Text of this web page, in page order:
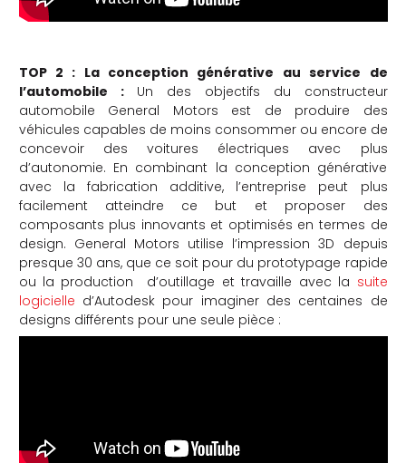
TOP 2 : La conception générative au service de
l’automobile : Un des objectifs du constructeur
automobile General Motors est de produire des
véhicules capables de moins consommer ou encore de
concevoir des voitures électriques avec plus
d’autonomie. En combinant la conception générative
avec la fabrication additive, l’entreprise peut plus
facilement atteindre ce but et proposer des
composants plus innovants et optimisés en termes de
design. General Motors utilise l’impression 3D depuis
presque 30 ans, que ce soit pour du prototypage rapide
ou la production d’outillage et travaille avec la suite
logicielle d’Autodesk pour imaginer des centaines de
designs différents pour une seule pièce :